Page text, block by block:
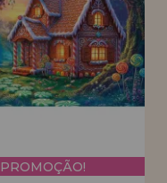
PROMOÇÃO!